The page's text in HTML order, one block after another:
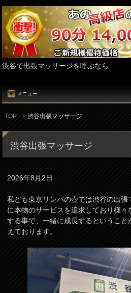
渋谷で出張マッサージを呼ぶなら
メニュー
TOP 渋谷出張マッサージ
渋谷出張マッサージ
2026年8月2日
私ども東京リンパの壺では渋谷の出
に本物のサービスを追求しており様
する事で、一緒に成長するというこ
えております。